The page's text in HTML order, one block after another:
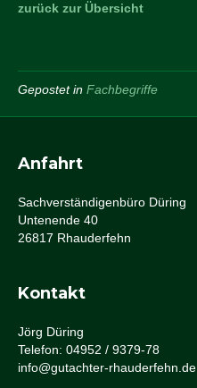
zurück zur Übersicht
Gepostet in Fachbegriffe
Anfahrt
Sachverständigenbüro Düring
Untenende 40
26817 Rhauderfehn
Kontakt
Jörg Düring
Telefon: 04952 / 9379-78
info@gutachter-rhauderfehn.de